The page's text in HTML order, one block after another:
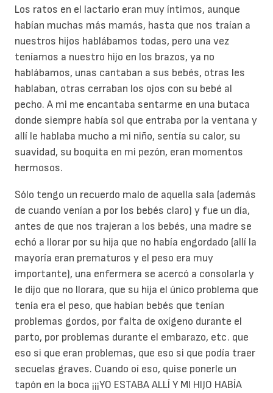
Los ratos en el lactario eran muy íntimos, aunque
habían muchas más mamás, hasta que nos traían a
nuestros hijos hablábamos todas, pero una vez
teníamos a nuestro hijo en los brazos, ya no
hablábamos, unas cantaban a sus bebés, otras les
hablaban, otras cerraban los ojos con su bebé al
pecho. A mi me encantaba sentarme en una butaca
donde siempre había sol que entraba por la ventana y
allí le hablaba mucho a mi niño, sentía su calor, su
suavidad, su boquita en mi pezón, eran momentos
hermosos.
Sólo tengo un recuerdo malo de aquella sala (además
de cuando venían a por los bebés claro) y fue un día,
antes de que nos trajeran a los bebés, una madre se
echó a llorar por su hija que no había engordado (allí la
mayoría eran prematuros y el peso era muy
importante), una enfermera se acercó a consolarla y
le dijo que no llorara, que su hija el único problema que
tenía era el peso, que habían bebés que tenían
problemas gordos, por falta de oxígeno durante el
parto, por problemas durante el embarazo, etc. que
eso si que eran problemas, que eso si que podía traer
secuelas graves. Cuando oí eso, quise ponerle un
tapón en la boca ¡¡¡YO ESTABA ALLÍ Y MI HIJO HABÍA